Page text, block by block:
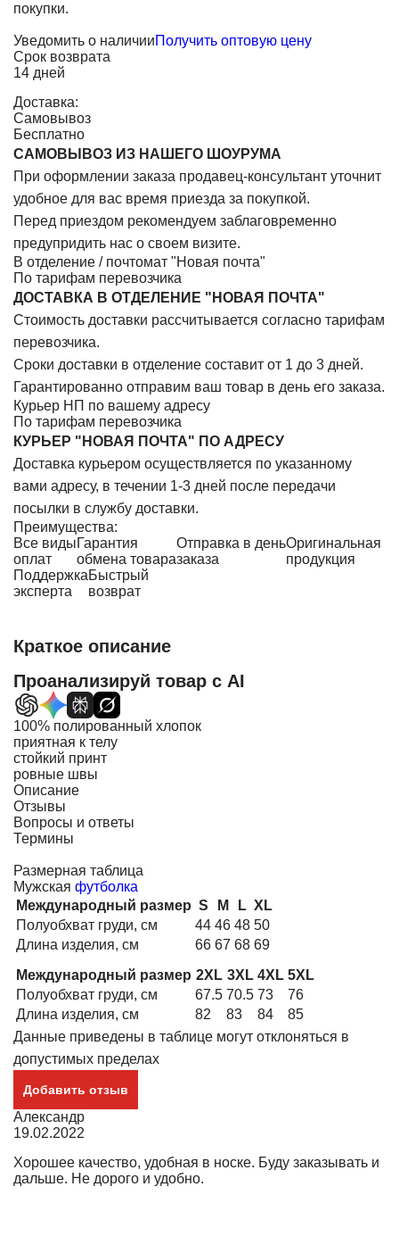
покупки.
Уведомить о наличииПолучить оптовую цену
Срок возврата
14 дней
Доставка:
Самовывоз
Бесплатно
САМОВЫВОЗ ИЗ НАШЕГО ШОУРУМА
При оформлении заказа продавец-консультант уточнит
удобное для вас время приезда за покупкой.
Перед приездом рекомендуем заблаговременно
предупридить нас о своем визите.
В отделение / почтомат "Новая почта"
По тарифам перевозчика
ДОСТАВКА В ОТДЕЛЕНИЕ "НОВАЯ ПОЧТА"
Стоимость доставки рассчитывается согласно тарифам
перевозчика.
Сроки доставки в отделение составит от 1 до 3 дней.
Гарантированно отправим ваш товар в день его заказа.
Курьер НП по вашему адресу
По тарифам перевозчика
КУРЬЕР "НОВАЯ ПОЧТА" ПО АДРЕСУ
Доставка курьером осуществляется по указанному
вами адресу, в течении 1-3 дней после передачи
посылки в службу доставки.
Преимущества:
Все виды
оплат
Гарантия
обмена товара
Отправка в день
заказа
Оригинальная
продукция
Поддержка
эксперта
Быстрый
возврат
Краткое описание
Проанализируй товар с AI
100% полированный хлопок
приятная к телу
стойкий принт
ровные швы
Описание
Отзывы
Вопросы и ответы
Термины
Размерная таблица
Мужская футболка
Международный размер S M L XL
Полуобхват груди, см
44 46 48 50
Длина изделия, см
66 67 68 69
Международный размер 2XL 3XL 4XL 5XL
Полуобхват груди, см
67.5 70.5 73
76
Длина изделия, см
82 83 84
85
Данные приведены в таблице могут отклоняться в
допустимых пределах
Добавить отзыв
Александр
19.02.2022
Хорошее качество, удобная в носке. Буду заказывать и
дальше. Не дорого и удобно.